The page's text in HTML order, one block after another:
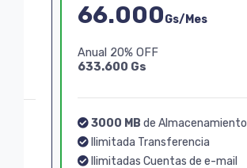
66.000Gs/Mes
Anual 20% OFF
633.600 Gs
3000 MB de Almacenamiento
Ilimitada Transferencia
Ilimitadas Cuentas de e-mail